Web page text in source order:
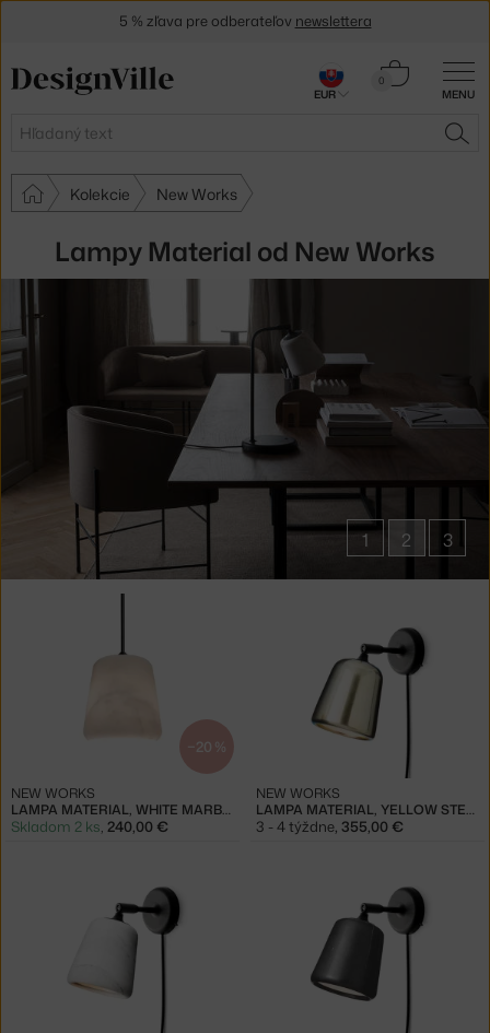
MENU
Hľadať
0
Košík
Kolekcie New Works
Lampy Material od New Works
1 2 3
−20 %
LAMPA MATERIAL, WHITE MARBLE
NEW WORKS
Skladom 2 ks 240,00 €
LAMPA MATERIAL, YELLOW STEEL
NEW WORKS
3 - 4 týždne 355,00 €
5 % zľava pre odberateľov newslettera
EUR